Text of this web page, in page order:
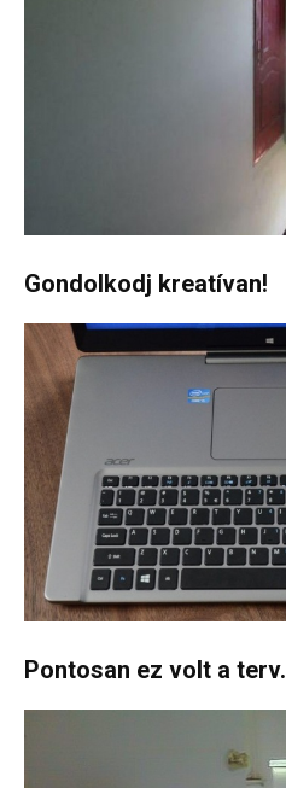
Gondolkodj kreatívan!
Pontosan ez volt a terv.